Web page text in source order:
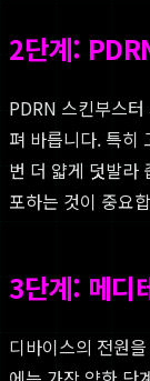
2단계:
PDRN 스킨부스
펴 바릅니다. 특히
번 더 얇게 덧발라
포하는 것이 중요
3단계: 메디
디바이스의 전원